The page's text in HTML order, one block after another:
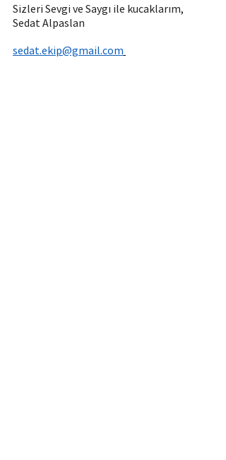
Sizleri Sevgi ve Saygı ile kucaklarım,
Sedat Alpaslan
sedat.ekip@gmail.com